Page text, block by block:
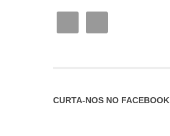
CURTA-NOS NO FACEBOOK